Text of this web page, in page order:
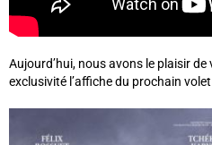
Aujourd’hui, nous avons le plaisir
exclusivité l’affiche du prochain